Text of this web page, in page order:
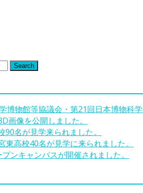
Search
博物館等協議会・第21回日本博物科学
画像を公開しました。
名が見学来られました。
高校40名が見学に来られました。
ンキャンパスが開催されました。